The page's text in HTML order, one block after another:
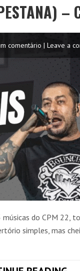
–
comentário | Leave a
do CPM 22,
simples, mas